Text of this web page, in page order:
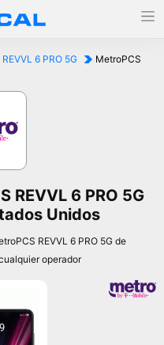
REVVL 6 PRO 5G
MetroPCS
REVVL 6 PRO 5G
Unidos
REVVL 6 PRO 5G de
operador